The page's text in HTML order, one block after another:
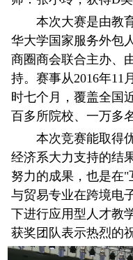
本次大赛是由教育
华大学国家服务外包
商圈商会联合主办、
持。赛事从2016年11
时七个月，覆盖全国
百多所院校、一万多
本次竞赛能取得优
经济系大力支持的结
努力的成果，也是在
与贸易专业在跨境电
下进行应用型人才教
获奖团队表示热烈的